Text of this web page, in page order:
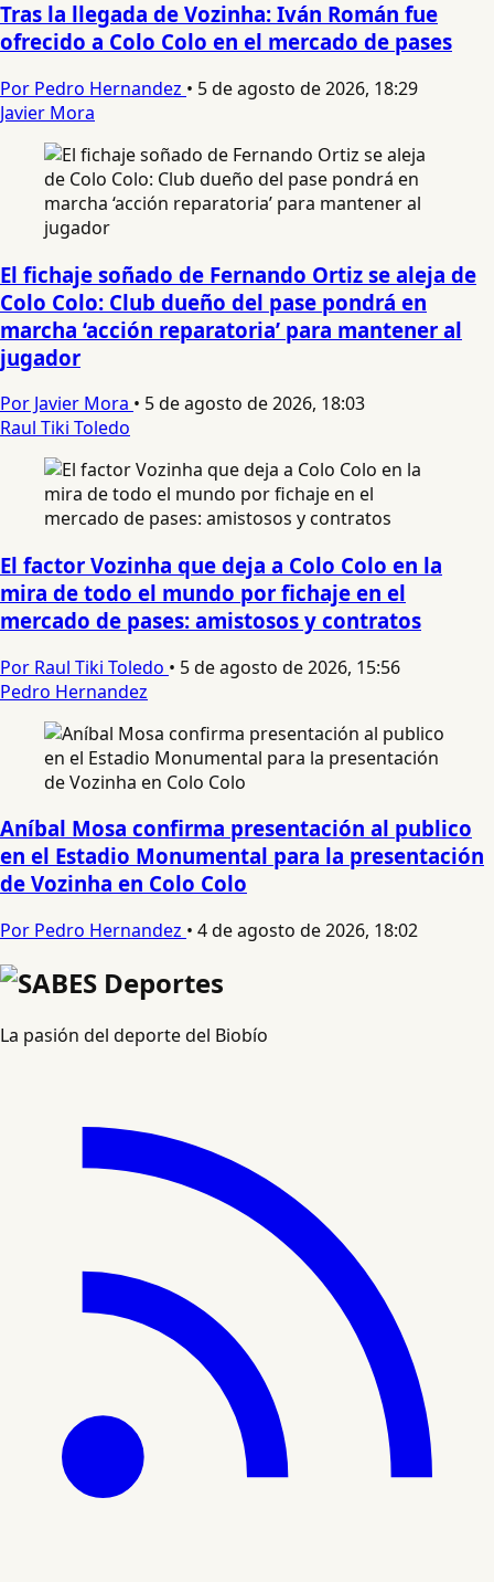
Tras la llegada de Vozinha: Iván Román fue
ofrecido a Colo Colo en el mercado de pases
Por Pedro Hernandez • 5 de agosto de 2026, 18:29
Javier Mora
El fichaje soñado de Fernando Ortiz se aleja de
Colo Colo: Club dueño del pase pondrá en
marcha ‘acción reparatoria’ para mantener al
jugador
Por Javier Mora • 5 de agosto de 2026, 18:03
Raul Tiki Toledo
El factor Vozinha que deja a Colo Colo en la
mira de todo el mundo por fichaje en el
mercado de pases: amistosos y contratos
Por Raul Tiki Toledo • 5 de agosto de 2026, 15:56
Pedro Hernandez
Aníbal Mosa confirma presentación al publico
en el Estadio Monumental para la presentación
de Vozinha en Colo Colo
Por Pedro Hernandez • 4 de agosto de 2026, 18:02
La pasión del deporte del Biobío